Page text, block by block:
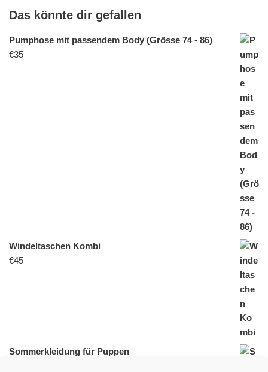
Das könnte dir gefallen
Pumphose mit passendem Body (Grösse 74 - 86)
€35
Windeltaschen Kombi
€45
Sommerkleidung für Puppen